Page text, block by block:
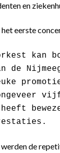
en
eerste
kan
de
werden de